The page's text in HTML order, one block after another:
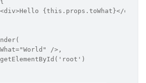
{this.props.toWhat}</div>;
/>,